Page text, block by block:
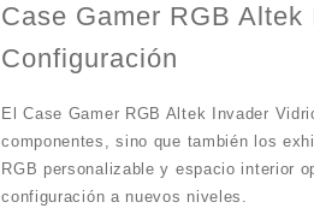
Case Gamer RGB
Configuración
El Case Gamer RGB Altek Invader
componentes, sino que también los
RGB personalizable y espacio interior
configuración a nuevos niveles.